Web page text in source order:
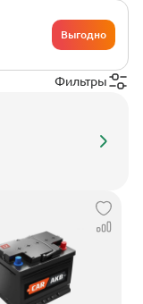
Выгодно
Фильтры